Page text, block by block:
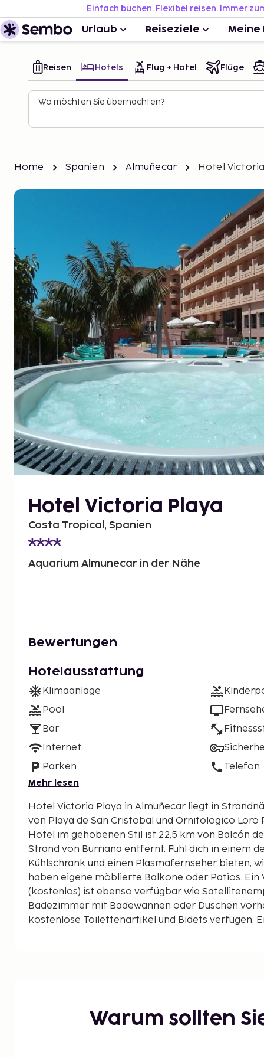
Einfach buchen. Flexibel reisen. Immer
Urlaub Reiseziele Meine
Reisen Hotels Flug + Hotel Flüge
Wo möchten Sie übernachten?
Home Spanien Almuñecar Hotel
Hotel Victoria Playa
Costa Tropical, Spanien
Aquarium Almunecar in der Nähe
Bewertungen
Hotelausstattung
Klimaanlage
Pool
Bar
Internet
Parken
Telefon
Mehr lesen
Hotel Victoria Playa in Almuñecar liegt in
von Playa de San Cristobal und Ornitologico Loro Park
Hotel im gehobenen Stil ist 22,5 km von Balcón
Strand von Burriana entfernt. Fühl dich in einem
Kühlschrank und einen Plasmafernseher bieten,
haben eigene möblierte Balkone oder Patios. Ein
(kostenlos) ist ebenso verfügbar wie
Badezimmer mit Badewannen oder Duschen
kostenlose Toilettenartikel und Bidets verfügen.
Castillo de San Miguel – 1,3 km
Aquarium Almunecar – 1,3 km
Warum sollten